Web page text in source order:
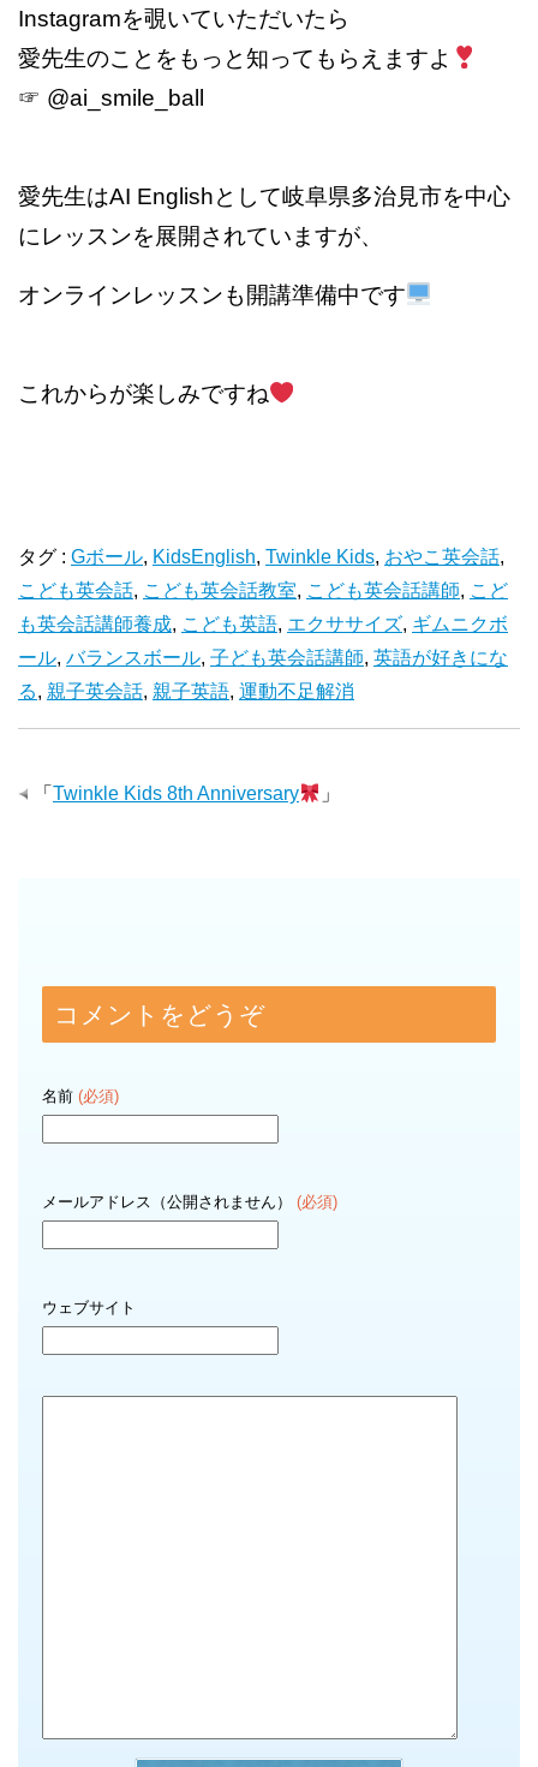
Instagramを覗いていただいたら
愛先生のことをもっと知ってもらえますよ
☞ @ai_smile_ball
愛先生はAI Englishとして岐阜県多治見市を中心
にレッスンを展開されていますが、
オンラインレッスンも開講準備中です
これからが楽しみですね
タグ : Gボール, KidsEnglish, Twinkle Kids, おやこ英会話,
こども英会話, こども英会話教室, こども英会話講師, こど
も英会話講師養成, こども英語, エクササイズ, ギムニクボ
ール, バランスボール, 子ども英会話講師, 英語が好きにな
る, 親子英会話, 親子英語, 運動不足解消
「 Twinkle Kids 8th Anniversary 」
コメントをどうぞ
名前 (必須)
メールアドレス（公開されません） (必須)
ウェブサイト